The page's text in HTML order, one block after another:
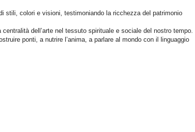
stili, colori e visioni, testimoniando la ricchezza del patrimonio
dell’arte nel tessuto spirituale e sociale del nostro tempo.
ponti, a nutrire l’anima, a parlare al mondo con il linguaggio